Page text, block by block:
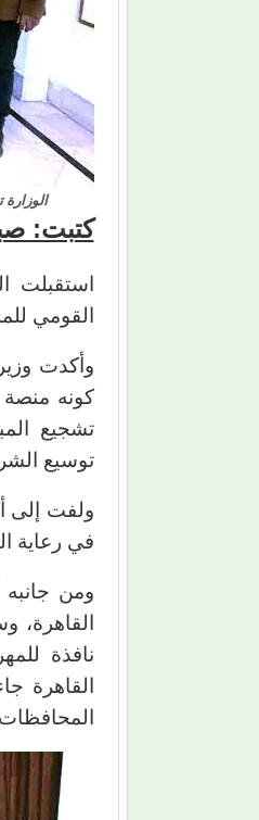
كتبت:
استقبلت
القومي
كونه منصة
تشجيع
توسيع
ولفت إلى
في رعاية
ومن
القاهرة،
نافذة
القاهرة